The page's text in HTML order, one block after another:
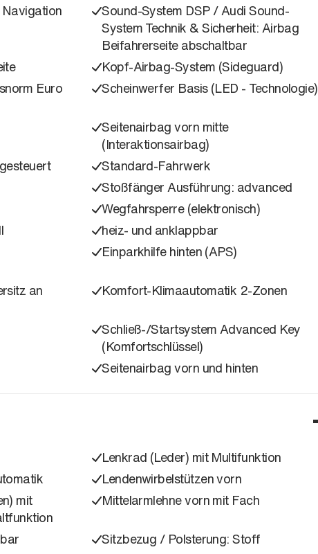
Sound-System DSP / Audi Sound-
System Technik & Sicherheit: Airbag
Beifahrerseite abschaltbar
Kopf-Airbag-System (Sideguard)
Euro
Scheinwerfer Basis (LED - Technologie)
Seitenairbag vorn mitte
(Interaktionsairbag)
Standard-Fahrwerk
Stoßfänger Ausführung: advanced
Wegfahrsperre (elektronisch)
heiz- und anklappbar
Einparkhilfe hinten (APS)
an
Komfort-Klimaautomatik 2-Zonen
Schließ-/Startsystem Advanced Key
(Komfortschlüssel)
Seitenairbag vorn und hinten
Lenkrad (Leder) mit Multifunktion
Lendenwirbelstützen vorn
mit
Mittelarmlehne vorn mit Fach
Sitzbezug / Polsterung: Stoff